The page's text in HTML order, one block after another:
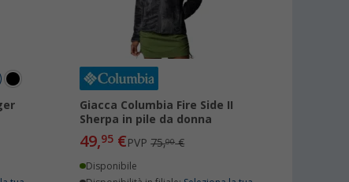
Giacca Columbia Fire Side II
Sherpa in pile da donna
49,95 €PVP75,00€
Disponibile